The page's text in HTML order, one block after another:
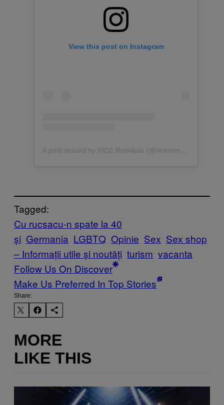
View this post on Instagram
Tagged:
Cu rucsacu-n spate la 40
și Germania LGBTQ Opinie Sex Sex shop
– Informații utile și noutăți turism vacanta
Follow Us On Discover
Make Us Preferred In Top Stories
Share:
MORE
LIKE THIS